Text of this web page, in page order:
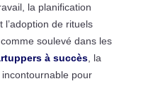
la planification
de rituels
soulevé dans les
à succès, la
pour